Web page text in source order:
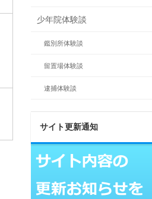
少年院体験談
鑑別所体験談
留置場体験談
逮捕体験談
サイト更新通知